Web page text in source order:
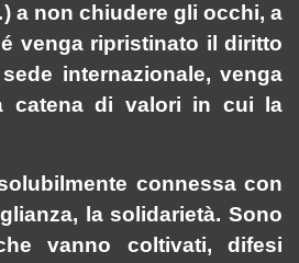
a non chiudere gli occhi, a
venga ripristinato il diritto
internazionale, venga
catena di valori in cui la
connessa con
la solidarietà. Sono
vanno coltivati, difesi